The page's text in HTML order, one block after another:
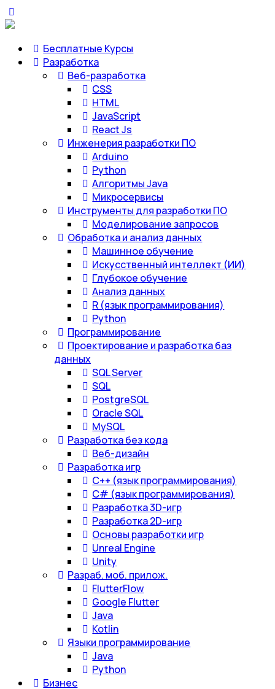
Бесплатные Курсы
Разработка
Веб-разработка
CSS
HTML
JavaScript
React Js
Инженерия разработки ПО
Arduino
Python
Алгоритмы Java
Микросервисы
Инструменты для разработки ПО
Моделирование запросов
Обработка и анализ данных
Машинное обучение
Искусственный интеллект (ИИ)
Глубокое обучение
Анализ данных
R (язык программирования)
Python
Программирование
Проектирование и разработка баз
данных
SQL Server
SQL
PostgreSQL
Oracle SQL
MySQL
Разработка без кода
Веб-дизайн
Разработка игр
С++ (язык программирования)
С# (язык программирования)
Разработка 3D-игр
Разработка 2D-игр
Основы разработки игр
Unreal Engine
Unity
Разраб. моб. прилож.
FlutterFlow
Google Flutter
Java
Kotlin
Языки программирование
Java
Python
Бизнес